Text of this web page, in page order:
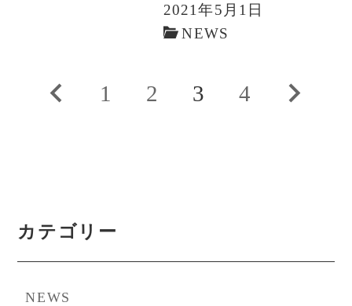
2021年5月1日
NEWS
ジ
前1 2 3 4
次
カテゴリー
NEWS